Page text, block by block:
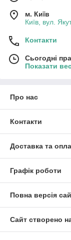
м. Київ
Київ, вул.
Контакти
Сьогодні
Показати
Про нас
Контакти
Доставка та
Графік роботи
Повна версія
Сайт створено